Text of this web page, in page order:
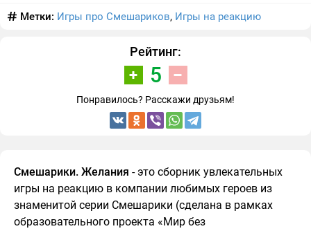
Метки: Игры про Смешариков, Игры на реакцию
Рейтинг:
5
Понравилось? Расскажи друзьям!
Смешарики. Желания - это сборник увлекательных
игры на реакцию в компании любимых героев из
знаменитой серии Смешарики (сделана в рамках
образовательного проекта «Мир без